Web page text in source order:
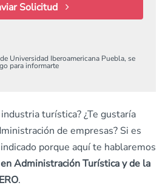
Solicitud
Universidad Iberoamericana Puebla, se
para informarte
turística? ¿Te gustaría
de empresas? Si es
porque aquí te hablaremos
Administración Turística y de la
.